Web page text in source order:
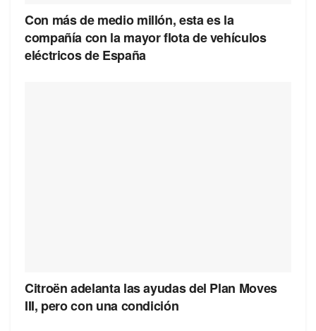
Con más de medio millón, esta es la
compañía con la mayor flota de vehículos
eléctricos de España
Citroën adelanta las ayudas del Plan Moves
III, pero con una condición